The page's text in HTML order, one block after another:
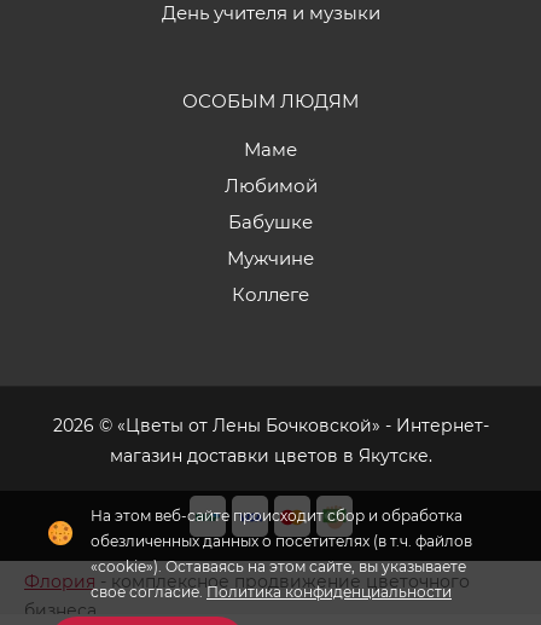
На этом веб-сайте происходит сбор и обработка
обезличенных данных о посетителях (в т.ч. файлов
«cookie»). Оставаясь на этом сайте, вы указываете
свое согласие.Политика конфиденциальности
День учителя и музыки
ОСОБЫМ ЛЮДЯМ
Маме
Любимой
Бабушке
Мужчине
Коллеге
2026 © «Цветы от Лены Бочковской» - Интернет-
магазин доставки цветов в Якутске.
Флория - комплексное продвижение цветочного
бизнеса